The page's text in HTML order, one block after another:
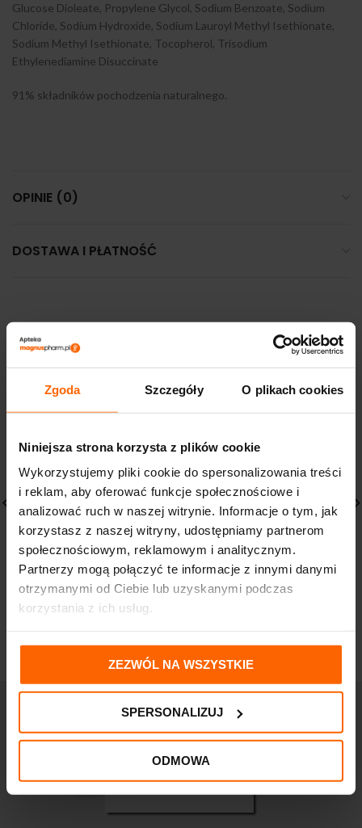
Zgoda Szczegóły O plikach cookies
Niniejsza strona korzysta z plików cookie
Wykorzystujemy pliki cookie do spersonalizowania treści
i reklam, aby oferować funkcje społecznościowe i
analizować ruch w naszej witrynie. Informacje o tym, jak
korzystasz z naszej witryny, udostępniamy partnerom
społecznościowym, reklamowym i analitycznym.
Partnerzy mogą połączyć te informacje z innymi danymi
otrzymanymi od Ciebie lub uzyskanymi podczas
korzystania z ich usług.
ZEZWÓL NA WSZYSTKIE
SPERSONALIZUJ
ODMOWA
Glucose Dioleate, Propylene Glycol, Sodium Benzoate, Sodium
Chloride, Sodium Hydroxide, Sodium Lauroyl Methyl Isethionate,
Sodium Methyl Isethionate, Tocopherol, Trisodium
Ethylenediamine Disuccinate
91% składników pochodzenia naturalnego.
OPINIE (0)
DOSTAWA I PŁATNOŚĆ
PODOBNE PRODUKTY
EMOTOPIC Emulsja do
kąpieli MED+ do
codziennego
stosowania 200 ml
Emotopic
LA ROCHE POSAY LIPIKAR
GEL LAVANT żel myjący
400ml
62,49